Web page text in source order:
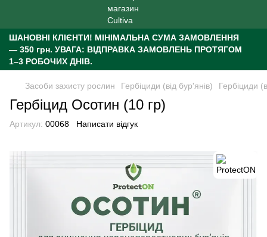
ШАНОВНІ КЛІЄНТИ! МІНІМАЛЬНА СУМА ЗАМОВЛЕННЯ
— 350 грн. УВАГА: ВІДПРАВКА ЗАМОВЛЕНЬ ПРОТЯГОМ
1–3 РОБОЧИХ ДНІВ.
Засоби захисту рослин Гербіциди (від бур'янів) Гербіциди
Гербіцид Осотин (10 гр)
Артикул: 00068 Написати відгук